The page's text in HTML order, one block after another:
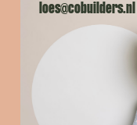
loes@cobuilders.nl